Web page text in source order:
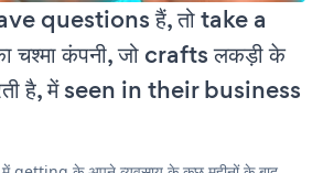
questions हैं, तो take a
चश्मा कंपनी, जो crafts लकड़ी के
है, में seen in their business